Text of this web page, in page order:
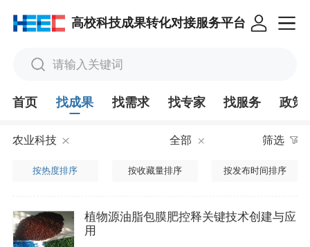
高校科技成果转化对接服务平台
请输入关键词
首页 找成果 找需求 找专家 找服务 政策
农业科技 全部 筛选
按热度排序 按收藏量排序 按发布时间排序
植物源油脂包膜肥控释关键技术创建与应
用